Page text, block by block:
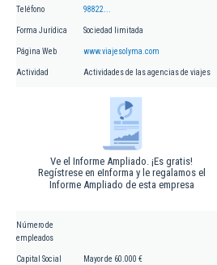
Teléfono 98822...
Forma Jurídica Sociedad limitada
Página Web www.viajesolyma.com
Actividad Actividades de las agencias de viajes
Ve el Informe Ampliado. ¡Es gratis!
Regístrese en eInforma y le regalamos el
Informe Ampliado de esta empresa
Número de
empleados
Capital Social Mayor de 60.000 €